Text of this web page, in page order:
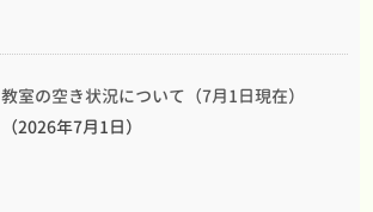
教室の空き状況について（7月1日現在）
（2026年7月1日）